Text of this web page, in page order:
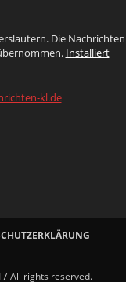
Die Nachrichten
Installiert
kl.de
All rights reserved.